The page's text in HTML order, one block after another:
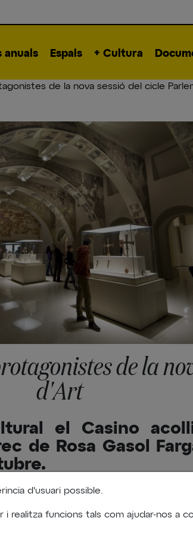
d'usuari possible.
i realitza funcions tals com ajudar-nos a
anuals Espais + Cultura
de la nova sessió del cicle
de la
d'Art
el Casino
de Rosa Gasol
25 de Setembre de 2025